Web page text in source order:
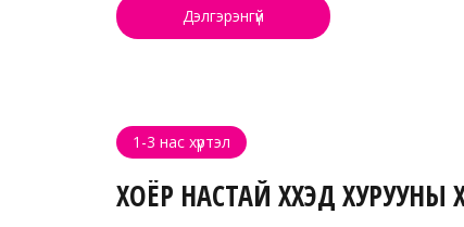
Дэлгэрэнгүй
1-3 нас хүртэл
ХОЁР НАСТАЙ ХҮҮХЭД